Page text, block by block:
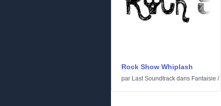
Rock Show Whiplash
par Last Soundtrack dans Fantaisie /